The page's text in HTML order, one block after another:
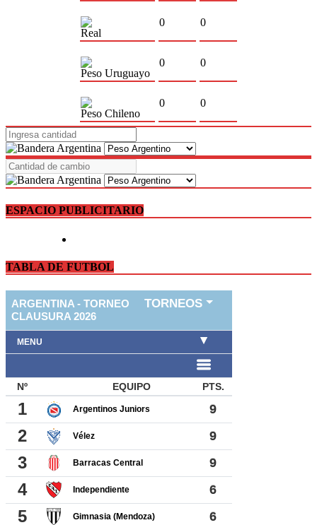
Real
0 0
Peso Uruguayo
0 0
Peso Chileno
0 0
ESPACIO PUBLICITARIO
TABLA DE FUTBOL